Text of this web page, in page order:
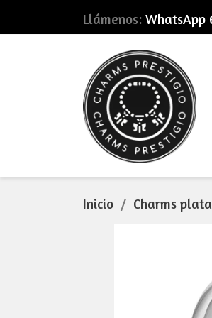
Llámenos: WhatsApp
Inicio Charms